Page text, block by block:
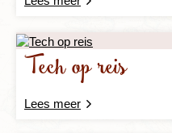
Tech op reis
Lees meer